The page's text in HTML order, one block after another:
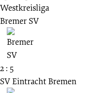
Westkreisliga
Bremer SV
2 : 5
SV Eintracht Bremen